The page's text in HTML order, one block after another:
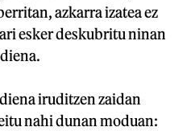
azkarra izatea ez
esker deskubritu ninan
iruditzen zaidan
nahi dunan moduan: